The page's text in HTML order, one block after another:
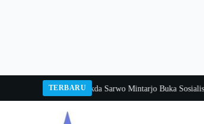
TERBARU
Balang 2026Pj Sekda Sarwo Mintarjo Buka Sosialisasi